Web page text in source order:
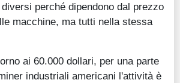
perché dipendono dal prezzo
macchine, ma tutti nella stessa
ai 60.000 dollari, per una parte
industriali americani l'attività è